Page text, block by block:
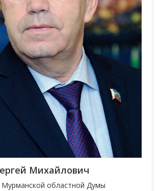
Михайлович
Мурманской областной Думы